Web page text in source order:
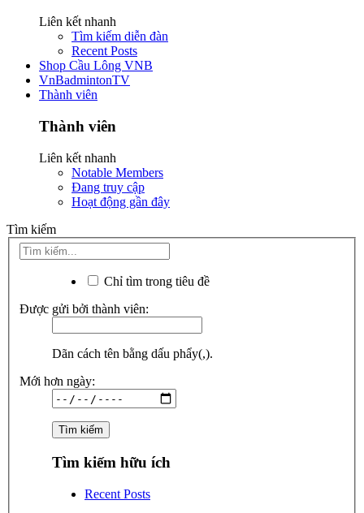
Liên kết nhanh
Tìm kiếm diễn đàn
Recent Posts
Shop Cầu Lông VNB
VnBadmintonTV
Thành viên
Thành viên
Liên kết nhanh
Notable Members
Đang truy cập
Hoạt động gần đây
Tìm kiếm
Chỉ tìm trong tiêu đề
Được gửi bởi thành viên:
Dãn cách tên bằng dấu phẩy(,).
Mới hơn ngày:
Tìm kiếm hữu ích
Recent Posts